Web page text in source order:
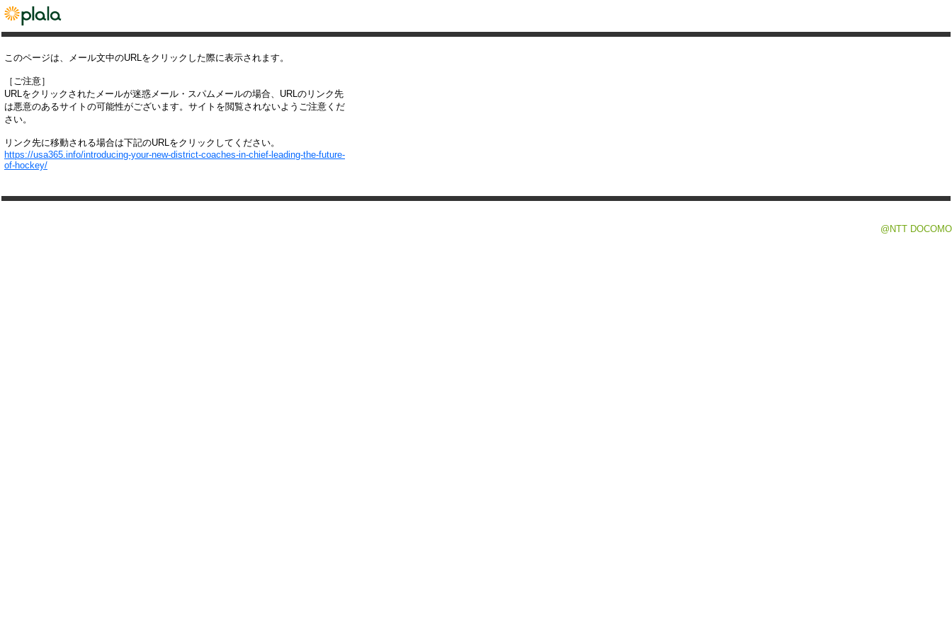
このページは、メール文中のURLをクリックした際に表示されます。
［ご注意］
URLをクリックされたメールが迷惑メール・スパムメールの場合、URLのリンク先
は悪意のあるサイトの可能性がございます。サイトを閲覧されないようご注意くだ
さい。
リンク先に移動される場合は下記のURLをクリックしてください。
https://usa365.info/introducing-your-new-district-coaches-in-chief-leading-the-future-
of-hockey/
@NTT DOCOMO